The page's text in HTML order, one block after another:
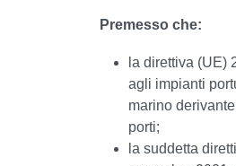
Premesso che:
la direttiva (UE)
agli impianti
marino
porti;
la suddetta